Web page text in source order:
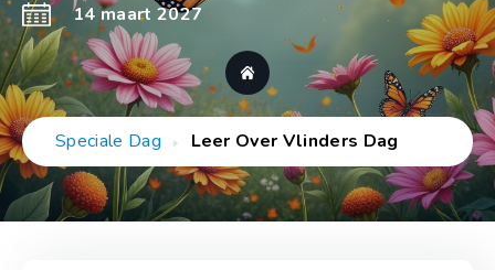
14 maart 2027
Speciale Dag Leer Over Vlinders Dag